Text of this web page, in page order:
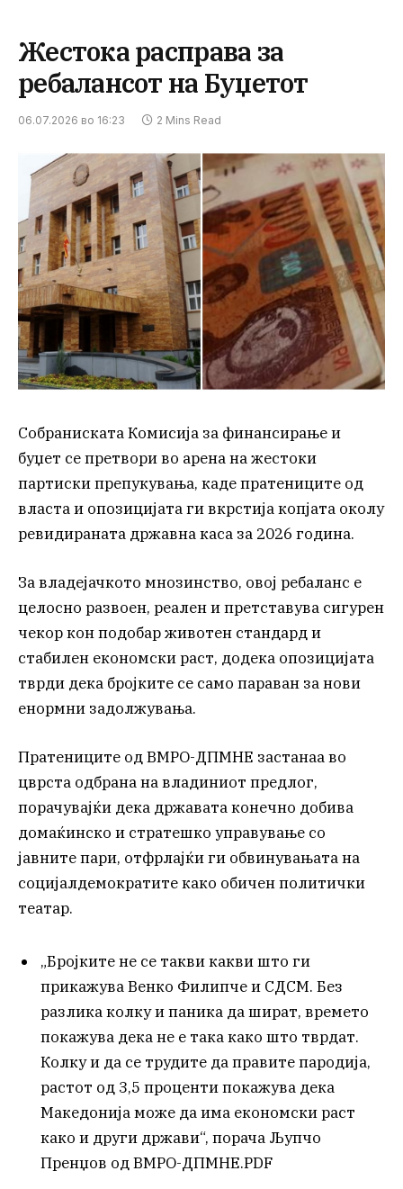
Жестока расправа за
ребалансот на Буџетот
06.07.2026 во 16:23 2 Mins Read
Собраниската Комисија за финансирање и
буџет се претвори во арена на жестоки
партиски препукувања, каде пратениците од
власта и опозицијата ги вкрстија копјата околу
ревидираната државна каса за 2026 година.
За владејачкото мнозинство, овој ребаланс е
целосно развоен, реален и претставува сигурен
чекор кон подобар животен стандард и
стабилен економски раст, додека опозицијата
тврди дека бројките се само параван за нови
енормни задолжувања.
Пратениците од ВМРО-ДПМНЕ застанаа во
цврста одбрана на владиниот предлог,
порачувајќи дека државата конечно добива
домаќинско и стратешко управување со
јавните пари, отфрлајќи ги обвинувањата на
социјалдемократите како обичен политички
театар.
„Бројките не се такви какви што ги
прикажува Венко Филипче и СДСМ. Без
разлика колку и паника да шират, времето
покажува дека не е така како што тврдат.
Колку и да се трудите да правите пародија,
растот од 3,5 проценти покажува дека
Македонија може да има економски раст
како и други држави“, порача Љупчо
Пренџов од ВМРО-ДПМНЕ.PDF